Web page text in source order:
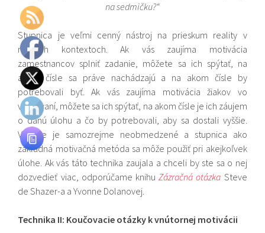
na sedmičku?“
Stupnica je veľmi cenný nástroj na prieskum reality v
rôznych kontextoch. Ak vás zaujíma motivácia
zamestnancov splniť zadanie, môžete sa ich spýtať, na
akom čísle sa práve nachádzajú a na akom čísle by
potrebovali byť. Ak vás zaujíma motivácia žiakov vo
vyučovaní, môžete sa ich spýtať, na akom čísle je ich záujem
o danú úlohu a čo by potrebovali, aby sa dostali vyššie.
Využitie je samozrejme neobmedzené a stupnica ako
základná motivačná metóda sa môže použiť pri akejkoľvek
úlohe. Ak vás táto technika zaujala a chceli by ste sa o nej
dozvedieť viac, odporúčame knihuZázračná otázka Steve
de Shazer-a a Yvonne Dolanovej.
Technika II: Koučovacie otázky k vnútornej motivácii